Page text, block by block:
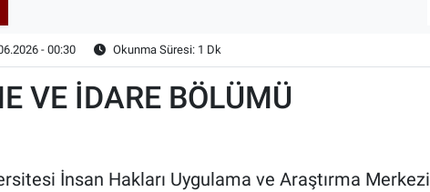
- 00:30 Okunma Süresi: 1 Dk
VE İDARE BÖLÜMÜ
İnsan Hakları Uygulama ve Araştırma Merkezi